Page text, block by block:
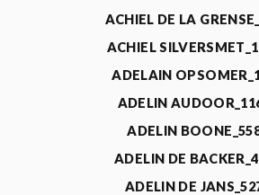
ACHIEL DE LA
ACHIEL
ADELAIN
ADELIN
ADELIN
ADELIN DE
ADELIN DE